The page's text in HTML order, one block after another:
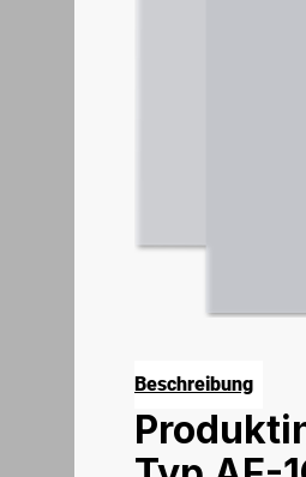
Beschreibung